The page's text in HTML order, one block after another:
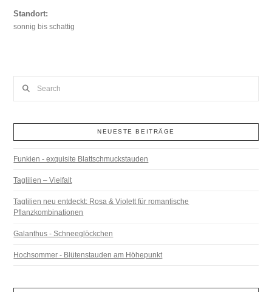
Standort:
sonnig bis schattig
NEUESTE BEITRÄGE
Funkien - exquisite Blattschmuckstauden
Taglilien – Vielfalt
Taglilien neu entdeckt: Rosa & Violett für romantische
Pflanzkombinationen
Galanthus - Schneeglöckchen
Hochsommer - Blütenstauden am Höhepunkt